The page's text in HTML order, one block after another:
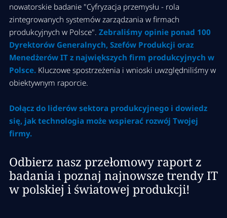
nowatorskie badanie "Cyfryzacja przemysłu - rola
zintegrowanych systemów zarządzania w firmach
produkcyjnych w Polsce". Zebraliśmy opinie ponad 100
Dyrektorów Generalnych, Szefów Produkcji oraz
Menedżerów IT z największych firm produkcyjnych w
Polsce.Kluczowe spostrzeżenia i wnioski uwzględniliśmy w
obiektywnym raporcie.
Dołącz do liderów sektora produkcyjnego i dowiedz
się, jak technologia może wspierać rozwój Twojej
firmy.
Odbierz nasz przełomowy raport z
badania i poznaj najnowsze trendy IT
w polskiej i światowej produkcji!